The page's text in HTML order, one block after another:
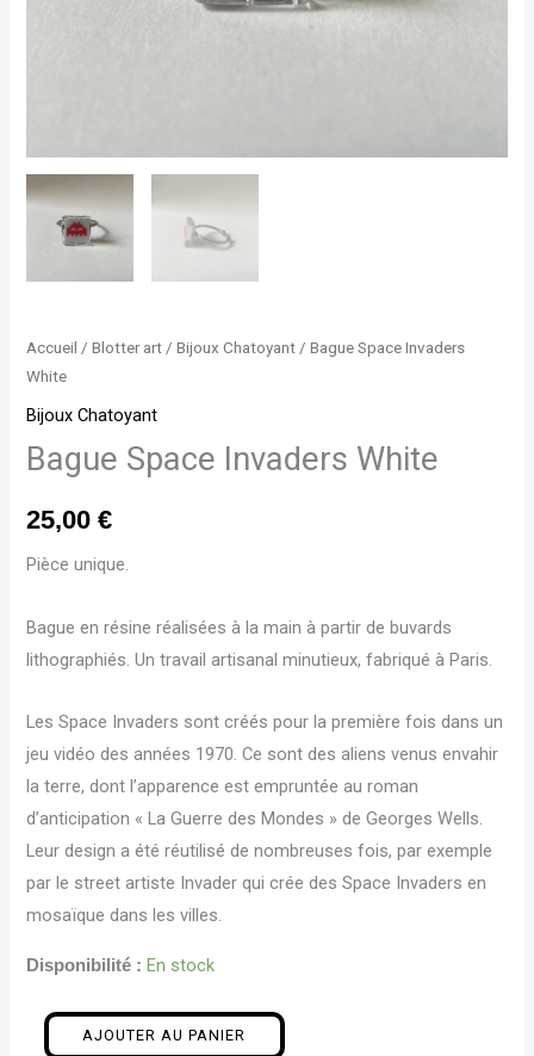
Accueil /Blotter art /Bijoux Chatoyant / Bague Space Invaders
White
Bijoux Chatoyant
Bague Space Invaders White
25,00€
Pièce unique.
Bague en résine réalisées à la main à partir de buvards
lithographiés. Un travail artisanal minutieux, fabriqué à Paris.
Les Space Invaders sont créés pour la première fois dans un
jeu vidéo des années 1970. Ce sont des aliens venus envahir
la terre, dont l’apparence est empruntée au roman
d’anticipation « La Guerre des Mondes » de Georges Wells.
Leur design a été réutilisé de nombreuses fois, par exemple
par le street artiste Invader qui crée des Space Invaders en
mosaïque dans les villes.
Disponibilité : En stock
AJOUTER AU PANIER